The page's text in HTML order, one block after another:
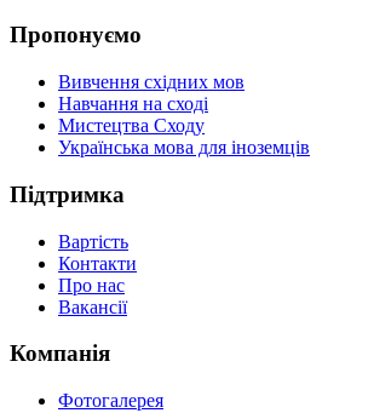
Пропонуємо
Вивчення східних мов
Навчання на сході
Мистецтва Сходу
Українська мова для іноземців
Підтримка
Вартість
Контакти
Про нас
Вакансії
Компанія
Фотогалерея